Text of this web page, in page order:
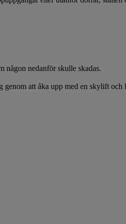
någon nedanför skulle skadas.
att åka upp med en skylift och